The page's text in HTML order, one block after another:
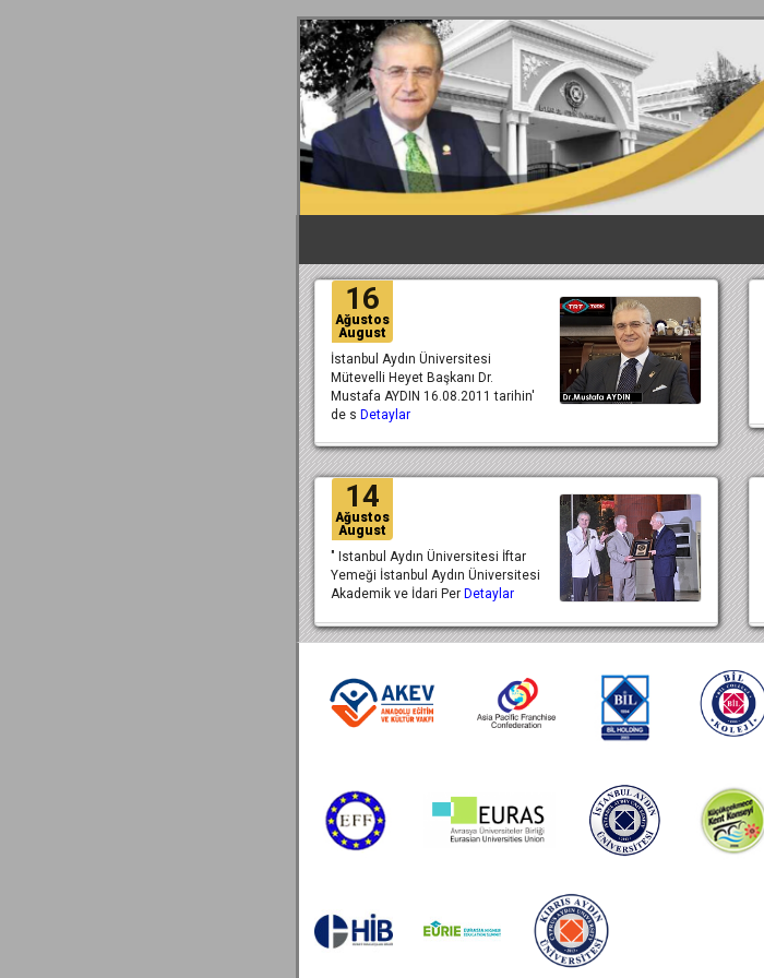
16
Ağustos
August
İstanbul Aydın Üniversitesi
Mütevelli Heyet Başkanı Dr.
Mustafa AYDIN 16.08.2011 tarihin'
de s Detaylar
14
Ağustos
August
" Istanbul Aydın Üniversitesi İftar
Yemeği İstanbul Aydın Üniversitesi
Akademik ve İdari Per Detaylar